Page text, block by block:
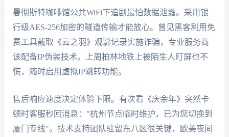
曼彻斯特咖啡馆公共WiFi下追剧最怕数据泄露。采用银
行级AES-256加密的隧道传输才能放心。曾见黑客利用免
费工具截取《云之羽》观影记录实施诈骗，专业服务商
该配备IP伪装技术。上周柏林地铁上被陌生人盯屏也不
慌，随时启用虚拟IP跳转功能。
售后响应速度决定体验下限。有次看《庆余年》突然卡
顿时客服秒回消息："杭州节点临时维护，已为您切换到
厦门专线"。技术支持团队驻留东八区很关键，欧美夜间